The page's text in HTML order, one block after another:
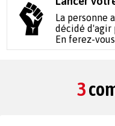
La personne
décidé d'agir
En ferez-
3